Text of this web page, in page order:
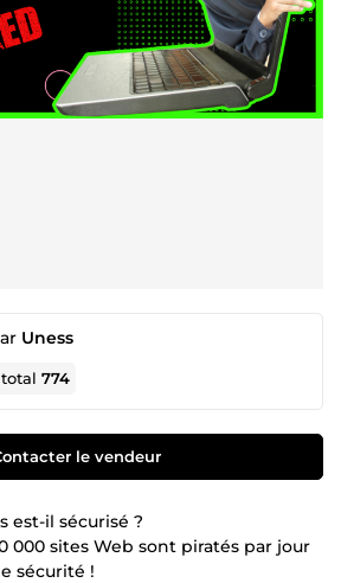
Uness
total774
le vendeur
est-il sécurisé ?
000 sites Web sont piratés par jour
sécurité !